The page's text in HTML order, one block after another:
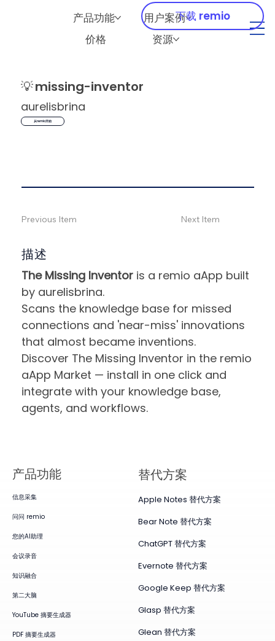
产品功能
用户案例
价格
资源
下载 remio
💡missing-inventor
aurelisbrina
从remio开始
描述
The Missing Inventor is a remio aApp built
by aurelisbrina.
Scans the knowledge base for missed
connections and 'near-miss' innovations
that almost became inventions.
Discover The Missing Inventor in the remio
aApp Market — install in one click and
integrate with your knowledge base,
agents, and workflows.
Previous Item Next Item
产品​功能
信息采集
问问 remio
您的AI助理
会议录音
知识融合
第二大脑
YouTube 摘要生成器
PDF 摘要生成器
替代方案
Apple Notes 替代方案
Bear Note 替代方案
ChatGPT 替代方案
Evernote 替代方案
Google Keep 替代方案
Glasp 替代方案
Glean 替代方案